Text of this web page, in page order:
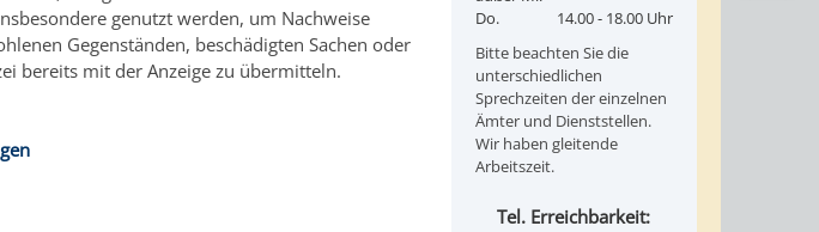
genutzt werden, um Nachweise
Gegenständen, beschädigten Sachen oder
bereits mit der Anzeige zu übermitteln.
Do.
14.00 - 18.00 Uhr
Bitte beachten Sie die
unterschiedlichen
Sprechzeiten der einzelnen
Ämter und Dienststellen.
Wir haben gleitende
Arbeitszeit.
Tel. Erreichbarkeit: